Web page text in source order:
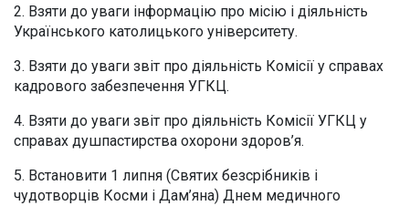
2. Взяти до уваги інформацію про місію і діяльність
Українського католицького університету.
3. Взяти до уваги звіт про діяльність Комісії у справах
кадрового забезпечення УГКЦ.
4. Взяти до уваги звіт про діяльність Комісії УГКЦ у
справах душпастирства охорони здоров’я.
5. Встановити 1 липня (Святих безсрібників і
чудотворців Косми і Дам’яна) Днем медичного